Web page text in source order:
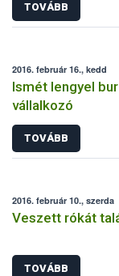
TOVÁBB
2016. február 16., kedd
Ismét lengyel
vállalkozó
TOVÁBB
2016. február 10., szerda
Veszett rókát
TOVÁBB